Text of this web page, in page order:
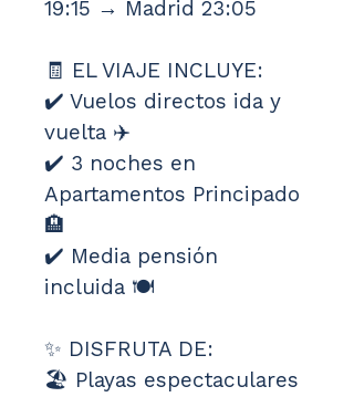
19:15 → Madrid 23:05
🧾 EL VIAJE INCLUYE:
✔️ Vuelos directos ida y
vuelta ✈️
✔️ 3 noches en
Apartamentos Principado
🏨
✔️ Media pensión
incluida 🍽️
✨ DISFRUTA DE:
🏖️ Playas espectaculares